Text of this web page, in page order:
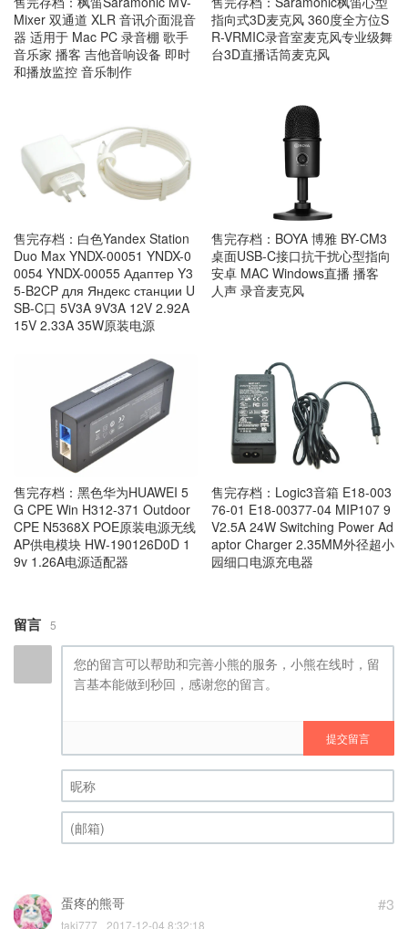
Mixer 双通道 XLR 音讯介面混音
器 适用于 Mac PC 录音棚 歌手
音乐家 播客 吉他音响设备 即时
和播放监控 音乐制作
指向式3D麦克风 360度全方位S
R-VRMIC录音室麦克风专业级舞
台3D直播话筒麦克风
售完存档：白色Yandex Station
Duo Max YNDX-00051 YNDX-0
0054 YNDX-00055 Адаптер Y3
5-B2CP для Яндекс станции U
SB-C口 5V3A 9V3A 12V 2.92A
15V 2.33A 35W原装电源
售完存档：BOYA 博雅 BY-CM3
桌面USB-C接口抗干扰心型指向
安卓 MAC Windows直播 播客
人声 录音麦克风
售完存档：黑色华为HUAWEI 5
G CPE Win H312-371 Outdoor
CPE N5368X POE原装电源无线
AP供电模块 HW-190126D0D 1
9v 1.26A电源适配器
售完存档：Logic3音箱 E18-003
76-01 E18-00377-04 MIP107 9
V2.5A 24W Switching Power Ad
aptor Charger 2.35MM外径超小
园细口电源充电器
留言 5
提交留言
昵称 (必填)
#3
蛋疼的熊哥
taki777 2017-12-04 8:32:18